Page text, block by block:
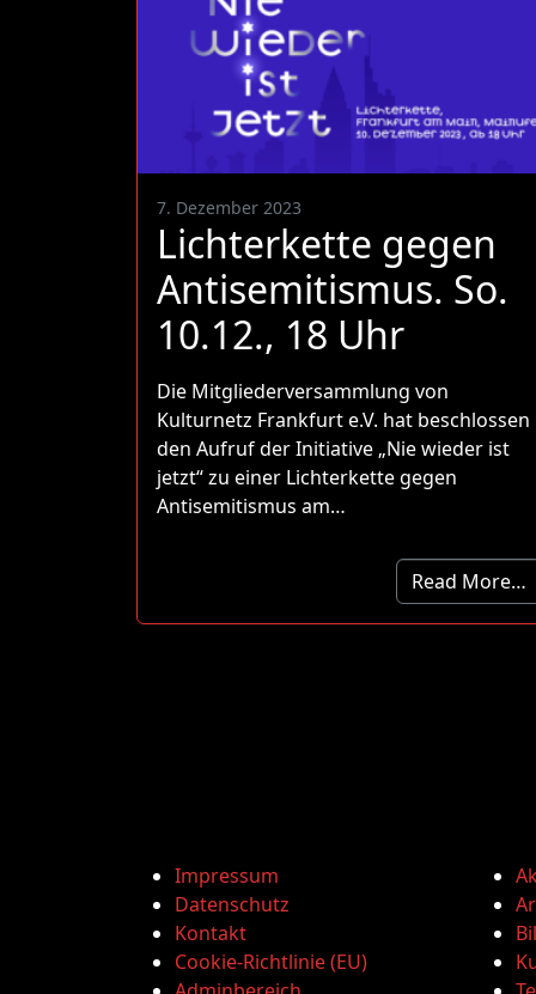
7. Dezember 2023
Lichterkette gegen
Antisemitismus. So.
10.12., 18 Uhr
Die Mitgliederversammlung von
Kulturnetz Frankfurt e.V. hat beschlossen
den Aufruf der Initiative „Nie wieder ist
jetzt“ zu einer Lichterkette gegen
Antisemitismus am…
Read More…
Impressum
Datenschutz
Kontakt
Cookie-Richtlinie (EU)